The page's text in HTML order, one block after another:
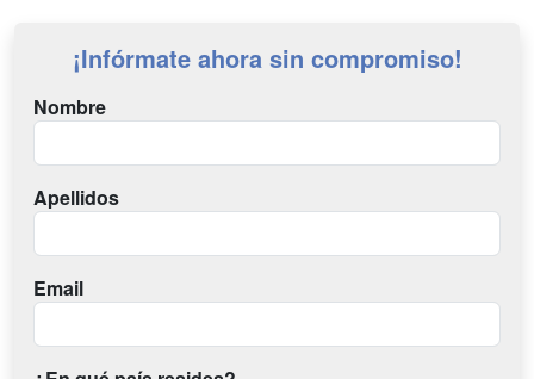
¡Infórmate ahora sin compromiso!
Nombre
Apellidos
Email